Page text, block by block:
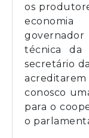
os
técnica da
secretário
conosco
para o
o